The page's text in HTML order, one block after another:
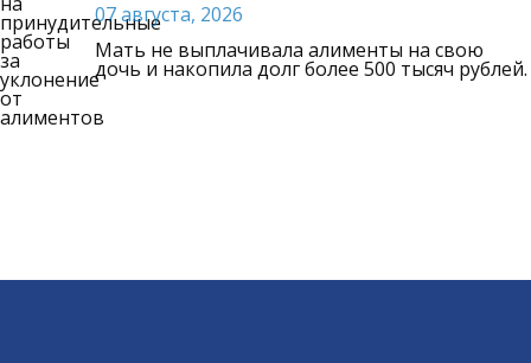
07 августа, 2026
Мать не выплачивала алименты на свою
дочь и накопила долг более 500 тысяч рублей.